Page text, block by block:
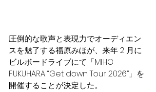
圧倒的な歌声と表現⼒でオーディエン
スを魅了する福原みほが、来年 2 ⽉に
ビルボードライブにて「MIHO
FUKUHARA “Get down Tour 2026”」を
開催することが決定した。